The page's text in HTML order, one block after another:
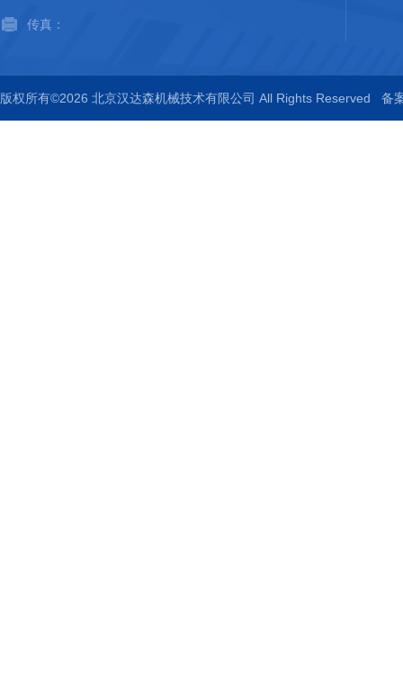
传真：
版权所有©2026 北京汉达森机械技术有限公司 All Rights Reserved 备